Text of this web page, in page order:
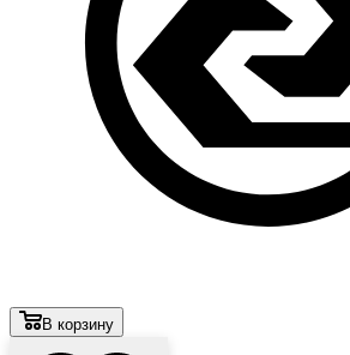
В корзину